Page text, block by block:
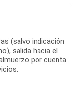
(salvo indicación
salida hacia el
por cuenta